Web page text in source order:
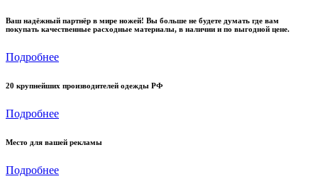
Ваш надёжный партнёр в мире ножей! Вы больше не будете думать где вам
покупать качественные расходные материалы, в наличии и по выгодной цене.
Подробнее
20 крупнейших производителей одежды РФ
Подробнее
Место для вашей рекламы
Подробнее